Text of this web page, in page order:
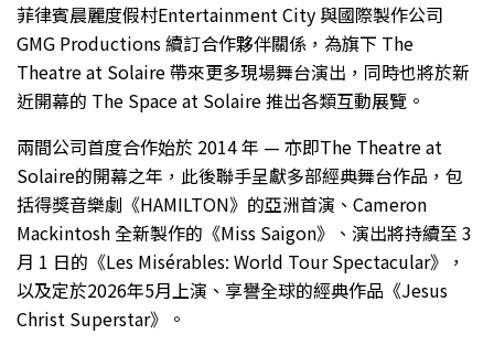
菲律賓晨麗度假村Entertainment City 與國際製作公司
GMG Productions 續訂合作夥伴關係，為旗下 The
Theatre at Solaire 帶來更多現場舞台演出，同時也將於新
近開幕的 The Space at Solaire 推出各類互動展覽。
兩間公司首度合作始於 2014 年 — 亦即The Theatre at
Solaire的開幕之年，此後聯手呈獻多部經典舞台作品，包
括得獎音樂劇《HAMILTON》的亞洲首演、Cameron
Mackintosh 全新製作的《Miss Saigon》、演出將持續至 3
月 1 日的《Les Misérables: World Tour Spectacular》，
以及定於2026年5月上演、享譽全球的經典作品《Jesus
Christ Superstar》。